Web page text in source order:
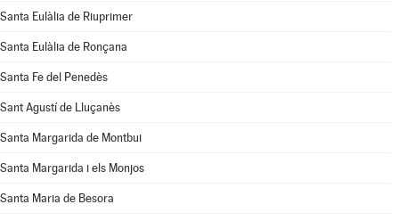
Santa Eulàlia de Riuprimer
Santa Eulàlia de Ronçana
Santa Fe del Penedès
Sant Agustí de Lluçanès
Santa Margarida de Montbui
Santa Margarida i els Monjos
Santa Maria de Besora